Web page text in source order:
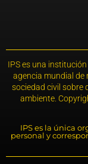
IPS es una
agencia mundial de
sociedad civil sobre
ambiente.
IPS es la única
personal y